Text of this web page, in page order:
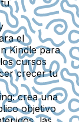
el
Kindle para
cursos
crecer tu
crea una
objetivo